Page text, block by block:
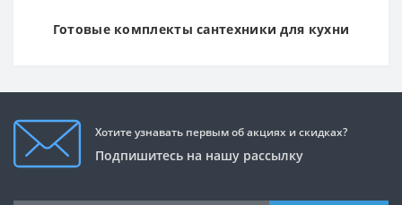
Готовые комплекты сантехники для кухни
Хотите узнавать первым об акциях и скидках?
Подпишитесь на нашу рассылку